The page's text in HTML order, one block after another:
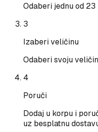
Odaberi jednu od
3
Izaberi veličinu
Odaberi svoju
4
Poruči
Dodaj u korpu i
uz besplatnu